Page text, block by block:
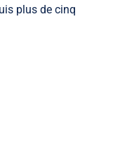
plus de cinq